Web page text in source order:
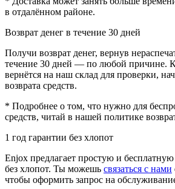
в отдалённом районе.
Возврат денег в течение 30 дней
Получи возврат денег, вернув
течение 30 дней — по любой причине.
вернётся на наш склад для проверки,
возврата средств.
* Подробнее о том, что нужно для
средств, читай в нашей политике
1 год гарантии без хлопот
Enjox предлагает простую и
без хлопот. Ты можешь связаться с нами
чтобы оформить запрос на